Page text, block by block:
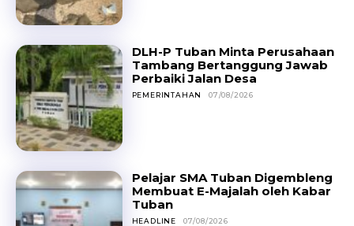
DLH-P Tuban Minta Perusahaan
Tambang Bertanggung Jawab
Perbaiki Jalan Desa
PEMERINTAHAN 07/08/2026
Pelajar SMA Tuban Digembleng
Membuat E-Majalah oleh Kabar
Tuban
HEADLINE 07/08/2026